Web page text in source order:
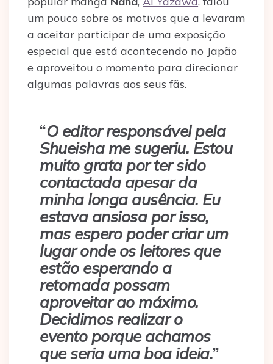
um pouco sobre os motivos que a levaram
a aceitar participar de uma exposição
especial que está acontecendo no Japão
e aproveitou o momento para direcionar
algumas palavras aos seus fãs.
“O editor responsável pela
Shueisha me sugeriu. Estou
muito grata por ter sido
contactada apesar da
minha longa ausência. Eu
estava ansiosa por isso,
mas espero poder criar um
lugar onde os leitores que
estão esperando a
retomada possam
aproveitar ao máximo.
Decidimos realizar o
evento porque achamos
que seria uma boa ideia.”